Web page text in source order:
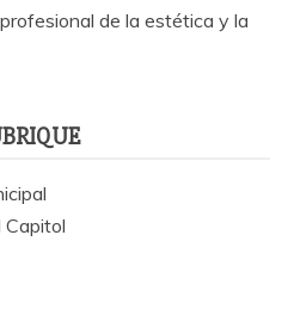
de la estética y la
Capitol